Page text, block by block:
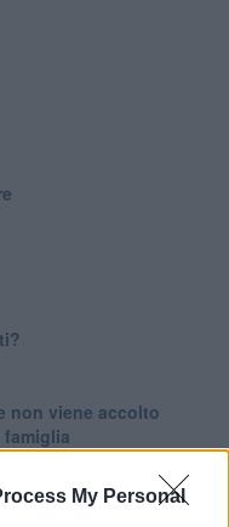
My Personal
non viene accolto
famiglia
solo